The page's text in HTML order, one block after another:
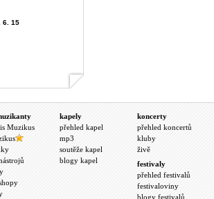
6. 15
Muzikus
kapely
přehled kapel
mp3
soutěže kapel
blogy kapel
koncerty
přehled koncertů
kluby
živě
festivaly
přehled festivalů
festivaloviny
blogy festivalů